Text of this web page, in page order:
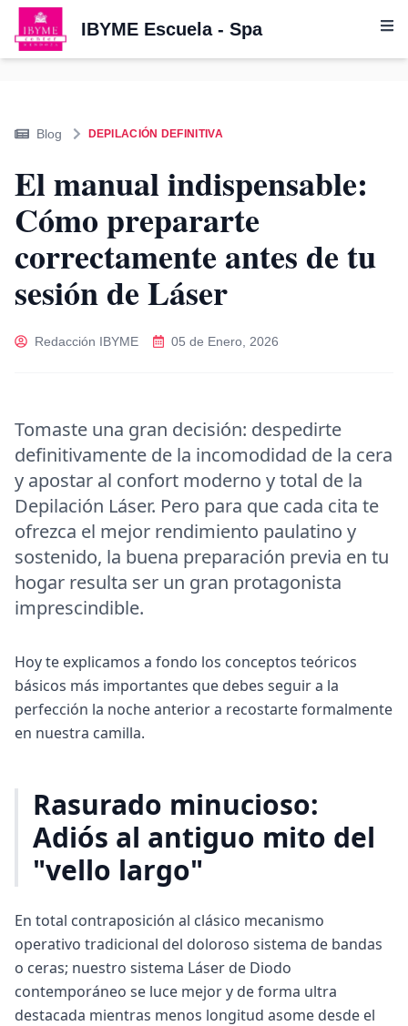
IBYME Escuela - Spa
Blog DEPILACIÓN DEFINITIVA
El manual indispensable:
Cómo prepararte
correctamente antes de tu
sesión de Láser
Redacción IBYME 05 de Enero, 2026
Tomaste una gran decisión: despedirte
definitivamente de la incomodidad de la cera
y apostar al confort moderno y total de la
Depilación Láser. Pero para que cada cita te
ofrezca el mejor rendimiento paulatino y
sostenido, la buena preparación previa en tu
hogar resulta ser un gran protagonista
imprescindible.
Hoy te explicamos a fondo los conceptos teóricos
básicos más importantes que debes seguir a la
perfección la noche anterior a recostarte formalmente
en nuestra camilla.
Rasurado minucioso:
Adiós al antiguo mito del
"vello largo"
En total contraposición al clásico mecanismo
operativo tradicional del doloroso sistema de bandas
o ceras; nuestro sistema Láser de Diodo
contemporáneo se luce mejor y de forma ultra
destacada mientras menos longitud asome desde el